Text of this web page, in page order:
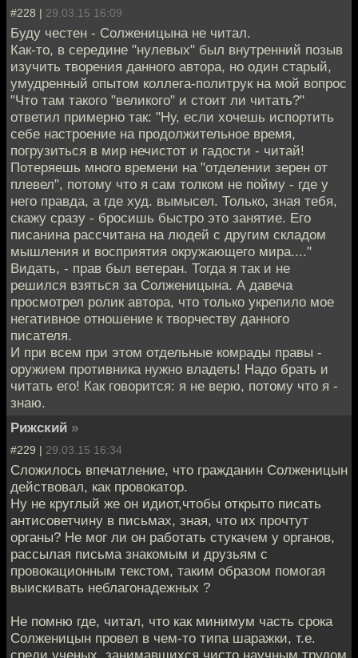
#228 | 29.03.15 16:09
Буду честен - Солженицына не читал.
Как-то, в середине "нулевых" был внутренний позыв
изучить творения данного автора, но один старый,
умудренный опытом коллега-политрук на мой вопрос
"Что там такого "великого" и стоит ли читать?"
ответил примерно так: "Ну, если хочешь испортить
себе настроение на продолжительное время,
погрузиться в мир нечистот и гадости - читай!
Потеряешь много времени на "отделении зерен от
плевел", потому что я сам толком не пойму - где у
него правда, а где худ. вымысел. Только, зная тебя,
скажу сразу - бросишь быстро это занятие. Его
писанина рассчитана на людей с другим складом
мышления и восприятия окружающего мира...."
Видать, - прав был ветеран. Тогда я так и не
решился взяться за Солженицына. А давеча
просмотрел ролик автора, что только укрепило мое
негативное отношение к творчеству данного
писателя.
И при всем при этом отдельные комрады правы -
оружием противника нужно владеть! Надо брать и
читать его! Как говорится: я не верю, потому что я -
знаю.
Рижский »
#229 | 29.03.15 16:34
Сложилось впечатление, что гражданин Солженицын
действовал, как провокатор.
Ну не круглый же он идиот,чтобы открыто писать
антисоветчину в письмах, зная, что их прочтут
органы? Не мог ли он работать стукачем у органов,
рассылая письма знакомым и друзьям с
провокационным текстом, таким образом помогая
выискивать неблагонадежных ?
Не помню где, читал, что как минимум часть срока
Солженицын провел в чем-то типа шаражки, т.е.